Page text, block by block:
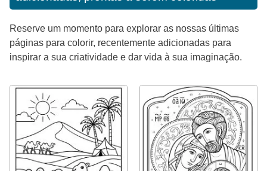
Reserve um momento para explorar as nossas últimas
páginas para colorir, recentemente adicionadas para
inspirar a sua criatividade e dar vida à sua imaginação.